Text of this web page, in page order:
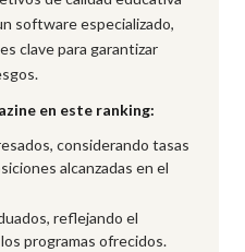
software especializado,
clave para garantizar
en este ranking:
considerando tasas
alcanzadas en el
reflejando el
programas ofrecidos.